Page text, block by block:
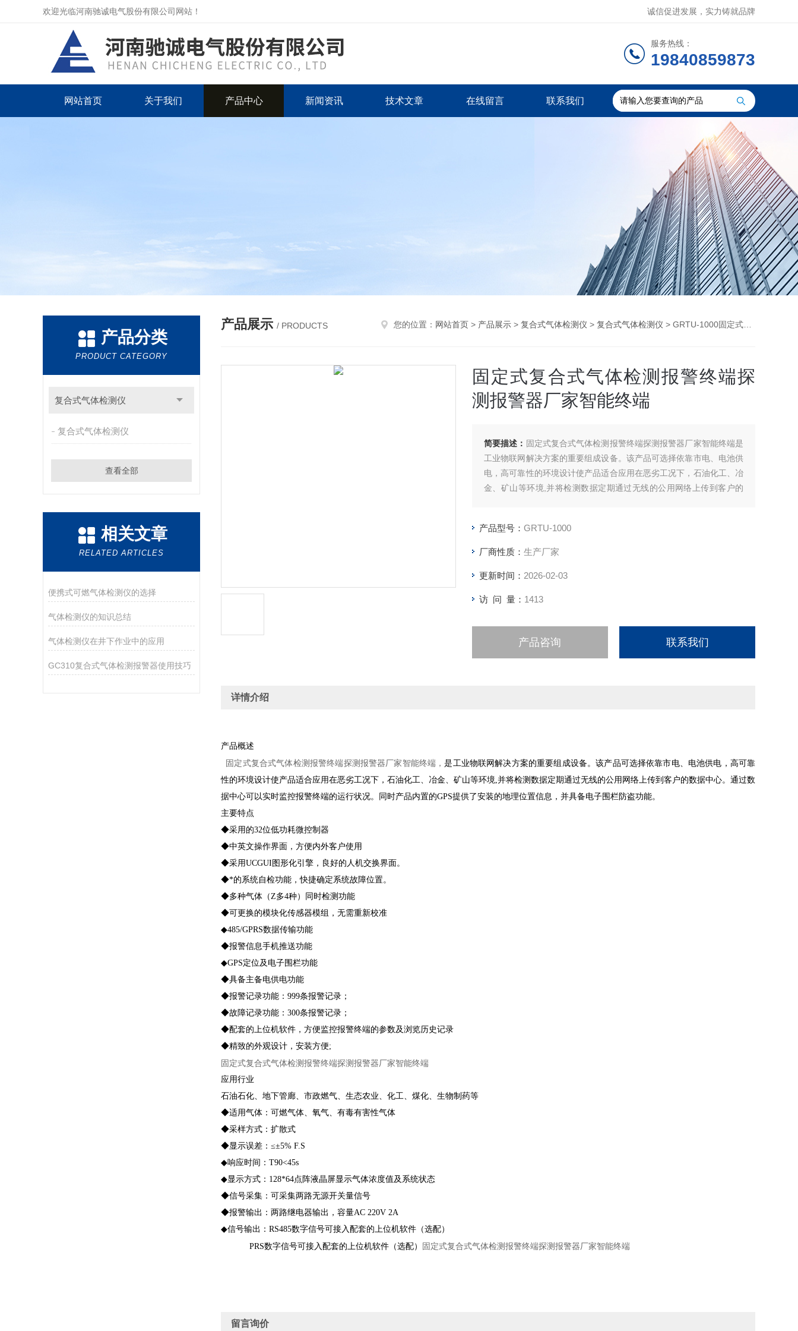
欢迎光临河南驰诚电气股份有限公司网站！ 诚信促进发展，实力铸就品牌
服务热线：
19840859873
网站首页 关于我们 产品中心 新闻资讯 技术文章 在线留言 联系我们
产品分类
PRODUCT CATEGORY
复合式气体检测仪
复合式气体检测仪
查看全部
相关文章
RELATED ARTICLES
便携式可燃气体检测仪的选择
气体检测仪的知识总结
气体检测仪在井下作业中的应用
GC310复合式气体检测报警器使用技巧
产品展示 / PRODUCTS 您的位置： 网站首页 > 产品展示 > 复合式气体检测仪 > 复合式气体检测仪 > GRTU-1000固定式复合式气体检测报警终端探测报警器厂家智能终端
固定式复合式气体检测报警终端探
测报警器厂家智能终端
简要描述： 固定式复合式气体检测报警终端探测报警器厂家智能终端是
工业物联网解决方案的重要组成设备。该产品可选择依靠市电、电池供
电，高可靠性的环境设计使产品适合应用在恶劣工况下，石油化工、冶
金、矿山等环境,并将检测数据定期通过无线的公用网络上传到客户的
产品型号： GRTU-1000
厂商性质： 生产厂家
更新时间： 2026-02-03
访 问 量： 1413
产品咨询 联系我们
详情介绍
产品概述
固定式复合式气体检测报警终端探测报警器厂家智能终端，是工业物联网解决方案的重要组成设备。该产品可选择依靠市电、电池供电，高可靠
性的环境设计使产品适合应用在恶劣工况下，石油化工、冶金、矿山等环境,并将检测数据定期通过无线的公用网络上传到客户的数据中心。通过数
据中心可以实时监控报警终端的运行状况。同时产品内置的GPS提供了安装的地理位置信息，并具备电子围栏防盗功能。
主要特点
◆采用的32位低功耗微控制器
◆中英文操作界面，方便内外客户使用
◆采用UCGUI图形化引擎，良好的人机交换界面。
◆*的系统自检功能，快捷确定系统故障位置。
◆多种气体（Z多4种）同时检测功能
◆可更换的模块化传感器模组，无需重新校准
◆485/GPRS数据传输功能
◆报警信息手机推送功能
◆GPS定位及电子围栏功能
◆具备主备电供电功能
◆报警记录功能：999条报警记录；
◆故障记录功能：300条报警记录；
◆配套的上位机软件，方便监控报警终端的参数及浏览历史记录
◆精致的外观设计，安装方便;
固定式复合式气体检测报警终端探测报警器厂家智能终端
应用行业
石油石化、地下管廊、市政燃气、生态农业、化工、煤化、生物制药等
◆适用气体：可燃气体、氧气、有毒有害性气体
◆采样方式：扩散式
◆显示误差：≤±5% F.S
◆响应时间：T90<45s
◆显示方式：128*64点阵液晶屏显示气体浓度值及系统状态
◆信号采集：可采集两路无源开关量信号
◆报警输出：两路继电器输出，容量AC 220V 2A
◆信号输出：RS485数字信号可接入配套的上位机软件（选配）
PRS数字信号可接入配套的上位机软件（选配）
固定式复合式气体检测报警终端探测报警器厂家智能终端
留言询价